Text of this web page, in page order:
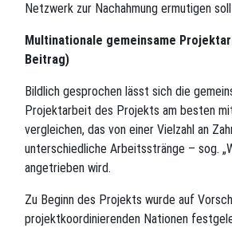
Netzwerk zur Nachahmung ermutigen
Multinationale gemeinsame
Beitrag)
Bildlich gesprochen lässt sich die
Projektarbeit des Projekts am besten
vergleichen, das von einer Vielzahl an
unterschiedliche Arbeitsstränge – sog.
angetrieben wird.
Zu Beginn des Projekts wurde auf
projektkoordinierenden Nationen